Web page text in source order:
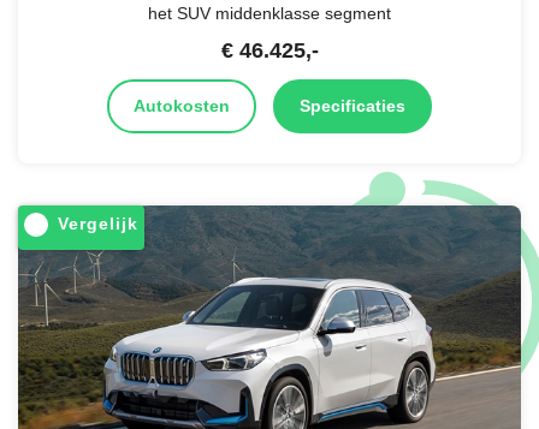
het SUV middenklasse segment
€ 46.425,-
Autokosten Specificaties
Vergelijk